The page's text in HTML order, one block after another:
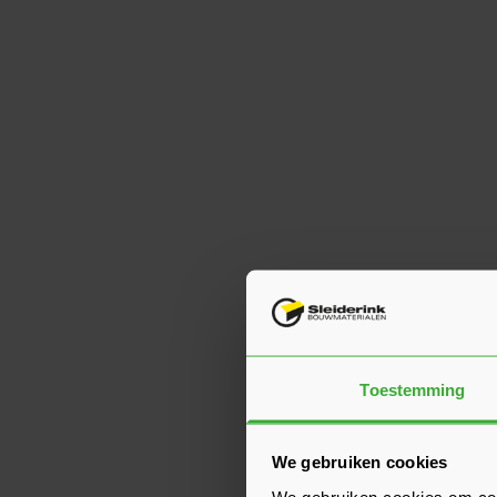
Toestemming
We gebruiken cookies